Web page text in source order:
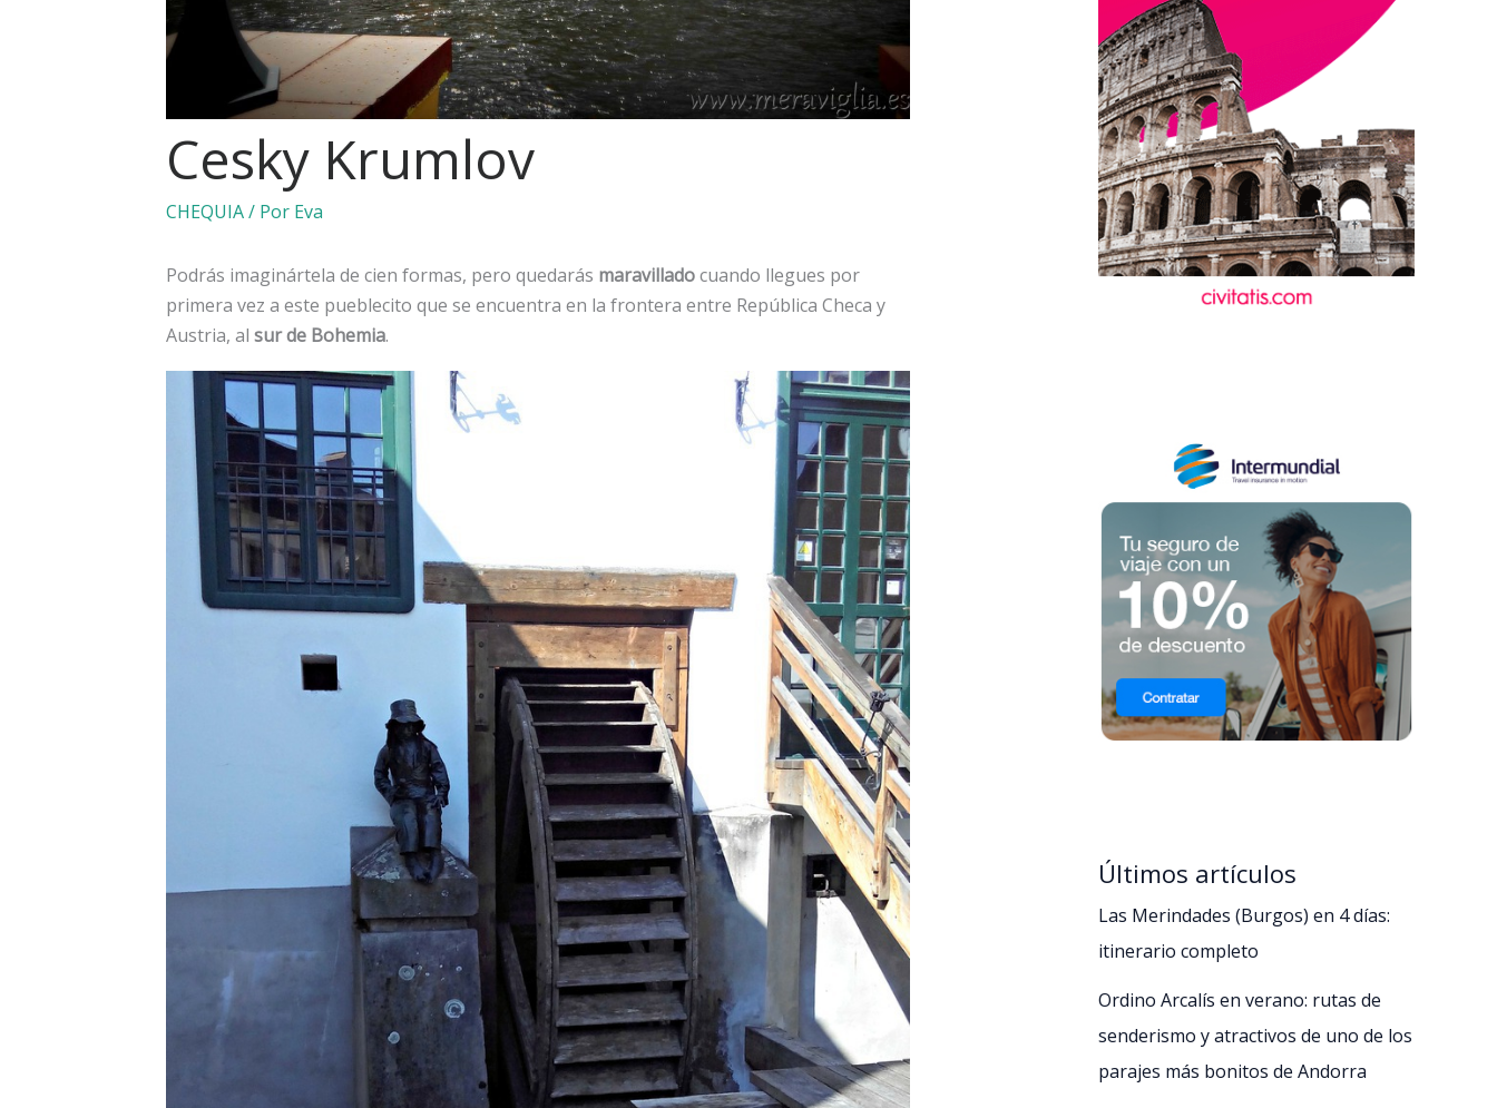
Cesky Krumlov
CHEQUIA/ Por Eva
Podrás imaginártela de cien formas, pero quedarás maravilladocuando llegues por
primera vez a este pueblecito que se encuentra en la frontera entre República Checa y
Austria, al sur de Bohemia.
Últimos artículos
Las Merindades (Burgos) en 4 días:
itinerario completo
Ordino Arcalís en verano: rutas de
senderismo y atractivos de uno de los
parajes más bonitos de Andorra